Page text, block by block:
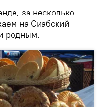
за несколько
на Сиабский
родным.